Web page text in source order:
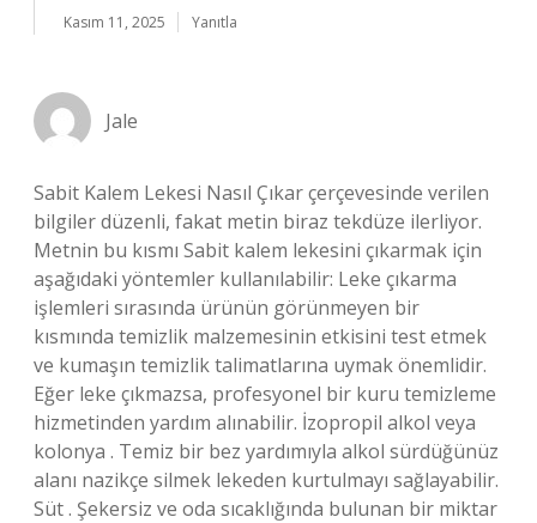
Kasım 11, 2025 Yanıtla
Jale
Sabit Kalem Lekesi Nasıl Çıkar çerçevesinde verilen
bilgiler düzenli, fakat metin biraz tekdüze ilerliyor.
Metnin bu kısmı Sabit kalem lekesini çıkarmak için
aşağıdaki yöntemler kullanılabilir: Leke çıkarma
işlemleri sırasında ürünün görünmeyen bir
kısmında temizlik malzemesinin etkisini test etmek
ve kumaşın temizlik talimatlarına uymak önemlidir.
Eğer leke çıkmazsa, profesyonel bir kuru temizleme
hizmetinden yardım alınabilir. İzopropil alkol veya
kolonya . Temiz bir bez yardımıyla alkol sürdüğünüz
alanı nazikçe silmek lekeden kurtulmayı sağlayabilir.
Süt . Şekersiz ve oda sıcaklığında bulunan bir miktar